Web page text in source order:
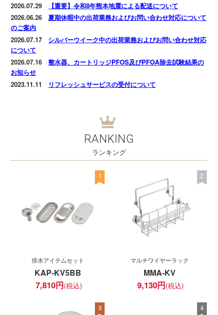
2026.07.29
【重要】令和8年熊本地震による配送について
2026.06.26夏期休暇中の出荷業務およびお問い合わせ対応について
のご案内
2026.07.17 シルバーウイーク中の出荷業務およびお問い合わせ対応
について
2026.07.16整水器、カートリッジPFOS及びPFOA除去試験結果の
お知らせ
2023.11.11
リフレッシュサービスの受付について
RANKING
ランキング
1
排水アイテムセット
KAP-KV5BB
7,810円
2
マルチワイヤーラック
MMA-KV
9,130円
3 4